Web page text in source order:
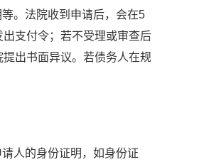
。法院收到申请后，会在5
支付令；若不受理或审查后
出书面异议。若债务人在规
人的身份证明，如身份证